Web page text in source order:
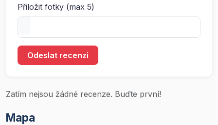
Přiložit fotky (max 5)
Odeslat recenzi
Zatím nejsou žádné recenze. Buďte první!
Mapa